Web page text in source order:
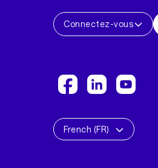
Connectez-vous
French (FR)